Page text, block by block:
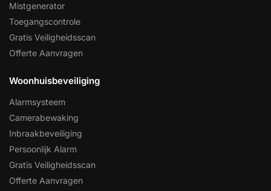
Mistgenerator
Toegangscontrole
Gratis Veiligheidsscan
Offerte Aanvragen
Woonhuisbeveiliging
Alarmsysteem
Camerabewaking
Inbraakbeveiliging
Persoonlijk Alarm
Gratis Veiligheidsscan
Offerte Aanvragen